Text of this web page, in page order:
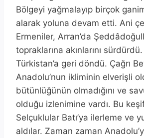
Bölgeyi yağmalayıp birçok
alarak yoluna devam etti. Ani
Ermeniler, Arran’da
topraklarına akınlarını
Türkistan’a geri döndü. Çağrı
Anadolu’nun ikliminin elverişli
bütünlüğünün olmadığını ve
olduğu izlenimine vardı. Bu
Selçuklular Batı’ya ilerleme ve
aldılar. Zaman zaman